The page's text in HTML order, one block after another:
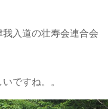
我入道の壮寿会連合会
ですね。。